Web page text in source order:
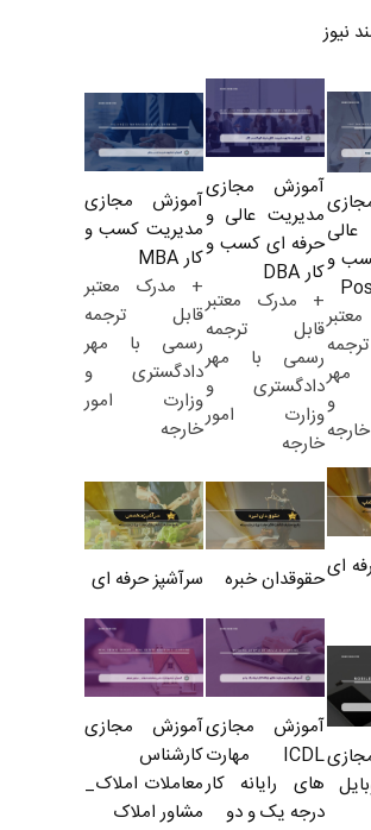
نیوز
و
مهر
و
آموزش مجازی
مدیریت عالی و
حرفه ای کسب و
کار DBA
+ مدرک معتبر
قابل ترجمه
رسمی با مهر
دادگستری و
وزارت امور
خارجه
آموزش مجازی
مدیریت کسب و
کار MBA
+ مدرک معتبر
قابل ترجمه
رسمی با مهر
دادگستری و
وزارت امور
خارجه
ایحقوقدان خبره سرآشپز حرفه ای
آموزش مجازی
ICDL مهارت
های رایانه کار
درجه یک و دو
آموزش مجازی
کارشناس
معاملات املاک_
مشاور املاک